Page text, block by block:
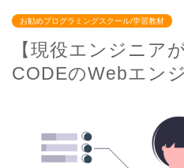
お勧めプログラミングスクール/学習教材
【現役エンジニア
CODEのWebエン